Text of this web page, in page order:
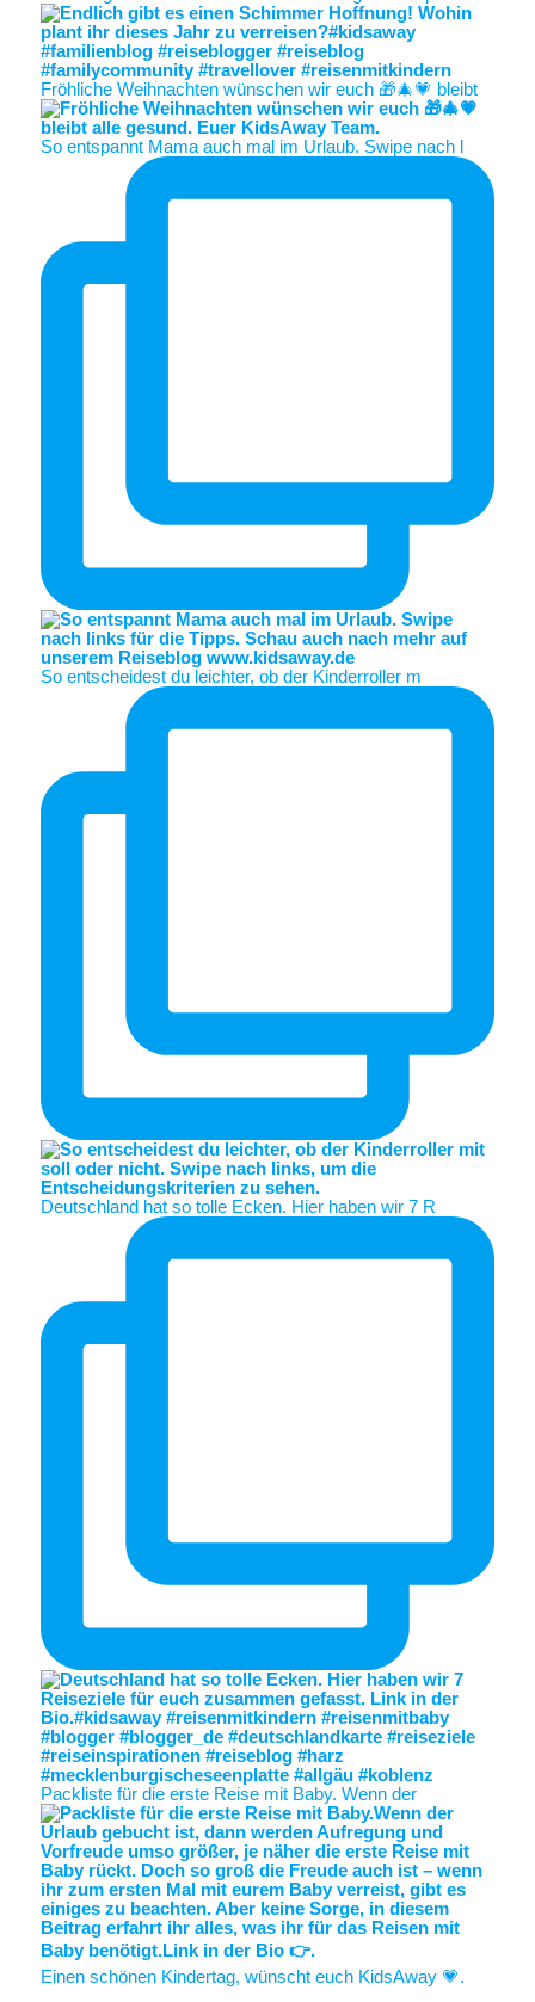
Fröhliche Weihnachten wünschen wir euch 🎁🎄💗 bleibt
So entspannt Mama auch mal im Urlaub. Swipe nach l
So entscheidest du leichter, ob der Kinderroller m
Deutschland hat so tolle Ecken. Hier haben wir 7 R
Packliste für die erste Reise mit Baby. Wenn der
Einen schönen Kindertag, wünscht euch KidsAway 💗.